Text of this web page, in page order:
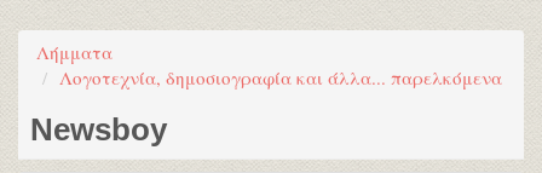
Λήμματα
Λογοτεχνία, δημοσιογραφία και άλλα... παρελκόμενα
Newsboy